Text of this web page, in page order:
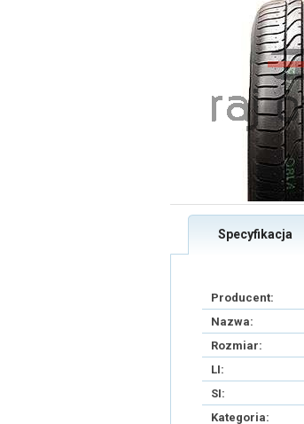
Specyfikacja
Producent:
Nazwa:
Rozmiar:
LI:
SI:
Kategoria: